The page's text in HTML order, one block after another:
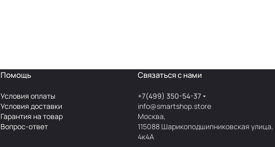
Помощь
Условия оплаты
Условия доставки
Гарантия на товар
Вопрос-ответ
Связаться с нами
+7(499) 350-54-37
info@smartshop.store
Москва,
115088 Шарикоподшипниковская улица,
4к4А